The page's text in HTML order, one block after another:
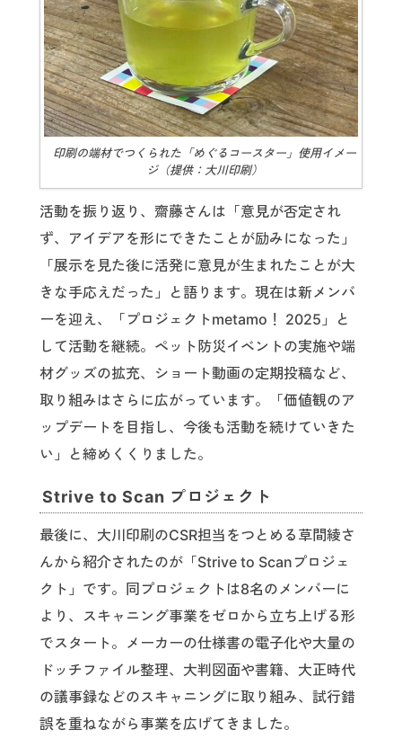
印刷の端材でつくられた「めぐるコースター」使用イメー
ジ（提供：大川印刷）
活動を振り返り、齋藤さんは「意見が否定され
ず、アイデアを形にできたことが励みになった」
「展示を見た後に活発に意見が生まれたことが大
きな手応えだった」と語ります。現在は新メンバ
ーを迎え、「プロジェクトmetamo！ 2025」と
して活動を継続。ペット防災イベントの実施や端
材グッズの拡充、ショート動画の定期投稿など、
取り組みはさらに広がっています。「価値観のア
ップデートを目指し、今後も活動を続けていきた
い」と締めくくりました。
Strive to Scan プロジェクト
最後に、大川印刷のCSR担当をつとめる草間綾さ
んから紹介されたのが「Strive to Scanプロジェ
クト」です。同プロジェクトは8名のメンバーに
より、スキャニング事業をゼロから立ち上げる形
でスタート。メーカーの仕様書の電子化や大量の
ドッチファイル整理、大判図面や書籍、大正時代
の議事録などのスキャニングに取り組み、試行錯
誤を重ねながら事業を広げてきました。